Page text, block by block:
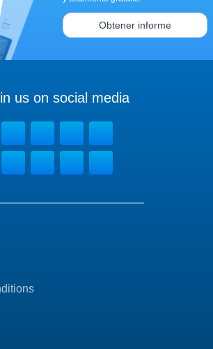
Obtener informe
us on social media